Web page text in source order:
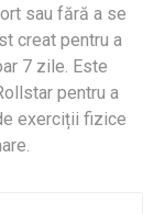
sau fără a se
creat pentru a
7 zile. Este
pentru a
exerciții fizice